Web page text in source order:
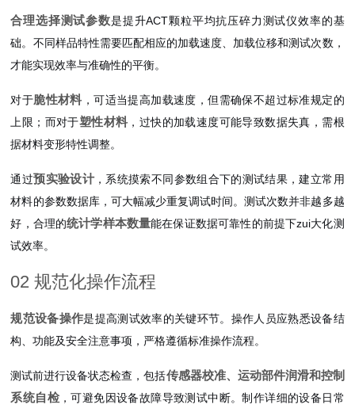
合理选择测试参数是提升ACT颗粒平均抗压碎力测试仪效率的基
础。不同样品特性需要匹配相应的加载速度、加载位移和测试次数，
才能实现效率与准确性的平衡。
对于脆性材料 ，可适当提高加载速度，但需确保不超过标准规定的
上限；而对于塑性材料 ，过快的加载速度可能导致数据失真，需根
据材料变形特性调整。
通过预实验设计，系统摸索不同参数组合下的测试结果，建立常用
材料的参数数据库，可大幅减少重复调试时间。测试次数并非越多越
好，合理的统计学样本数量能在保证数据可靠性的前提下zui大化测
试效率。
02 规范化操作流程
规范设备操作是提高测试效率的关键环节。操作人员应熟悉设备结
构、功能及安全注意事项，严格遵循标准操作流程。
测试前进行设备状态检查，包括传感器校准、运动部件润滑和控制
系统自检 ，可避免因设备故障导致测试中断。制作详细的设备日常